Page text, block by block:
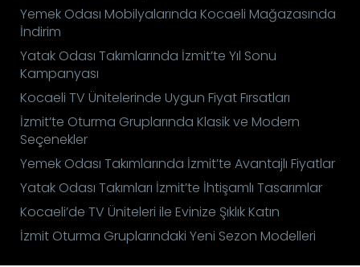
Yemek Odası Mobilyalarında Kocaeli Mağazasında
İndirim
Yatak Odası Takımlarında İzmit’te Yıl Sonu
Kampanyası
Kocaeli TV Ünitelerinde Uygun Fiyat Fırsatları
İzmit’te Oturma Gruplarında Klasik ve Modern
Seçenekler
Yemek Odası Takımlarında İzmit’te Avantajlı Fiyatlar
Yatak Odası Takımları İzmit’te İhtişamlı Tasarımlar
Kocaeli’de TV Üniteleri ile Evinize Şıklık Katın
İzmit Oturma Gruplarındaki Yeni Sezon Modelleri